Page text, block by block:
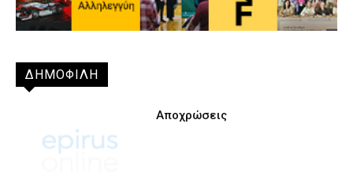
ΔΗΜΟΦΙΛΗ
Αποχρώσεις